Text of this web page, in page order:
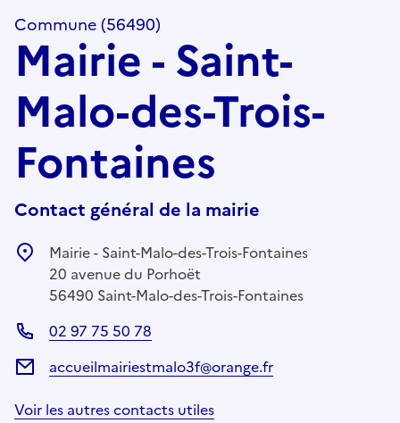
Commune (56490)
Mairie - Saint-
Malo-des-Trois-
Fontaines
Contact général de la mairie
Mairie - Saint-Malo-des-Trois-Fontaines
20 avenue du Porhoët
56490 Saint-Malo-des-Trois-Fontaines
02 97 75 50 78
accueilmairiestmalo3f@orange.fr
Voir les autres contacts utiles